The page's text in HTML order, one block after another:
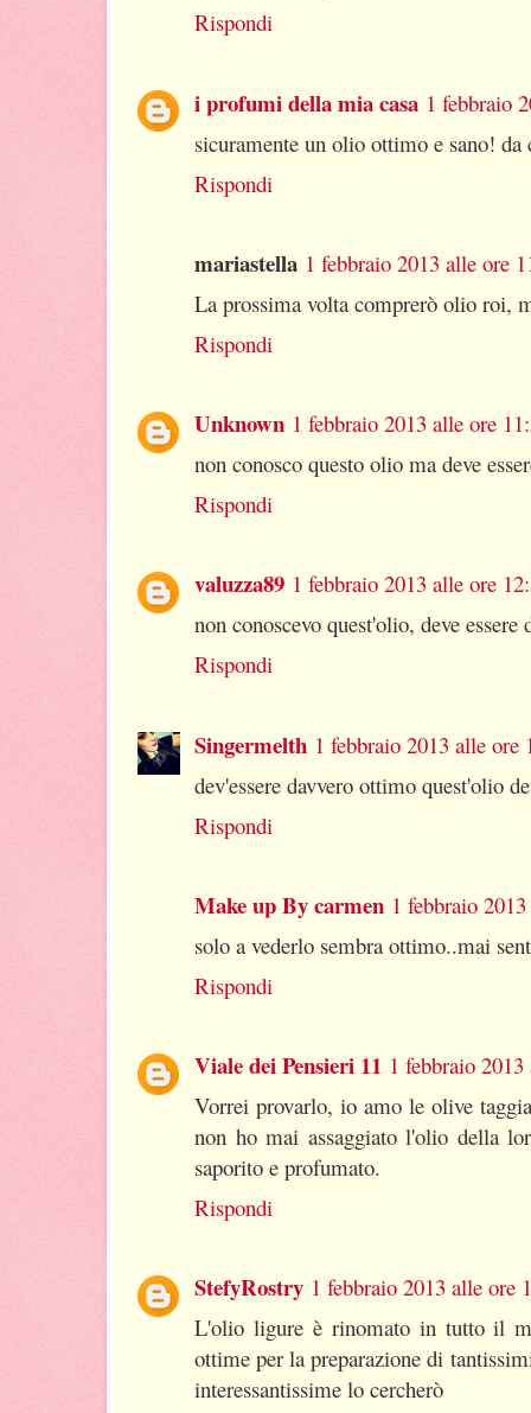
Rispondi
i profumi della mia casa 1 febbraio
sicuramente un olio ottimo e sano! da
Rispondi
mariastella 1 febbraio 2013 alle ore
La prossima volta comprerò olio roi,
Rispondi
Unknown 1 febbraio 2013 alle ore
non conosco questo olio ma deve
Rispondi
valuzza89 1 febbraio 2013 alle ore
non conoscevo quest'olio, deve essere
Rispondi
Singermelth 1 febbraio 2013 alle ore
dev'essere davvero ottimo quest'olio
Rispondi
Make up By carmen 1 febbraio
solo a vederlo sembra ottimo..mai
Rispondi
Viale dei Pensieri 11 1 febbraio
Vorrei provarlo, io amo le olive
non ho mai assaggiato l'olio della
saporito e profumato.
Rispondi
StefyRostry 1 febbraio 2013 alle ore
L'olio ligure è rinomato in tutto il
ottime per la preparazione di
interessantissime lo cercherò